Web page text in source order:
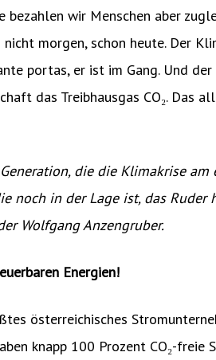
bezahlen wir Menschen aber
morgen, schon heute. Der
portas, er ist im Gang. Und
das Treibhausgas CO₂. Das
die die Klimakrise
noch in der Lage ist, das Ruder
Energien!
österreichisches
knapp 100 Prozent CO₂-freie